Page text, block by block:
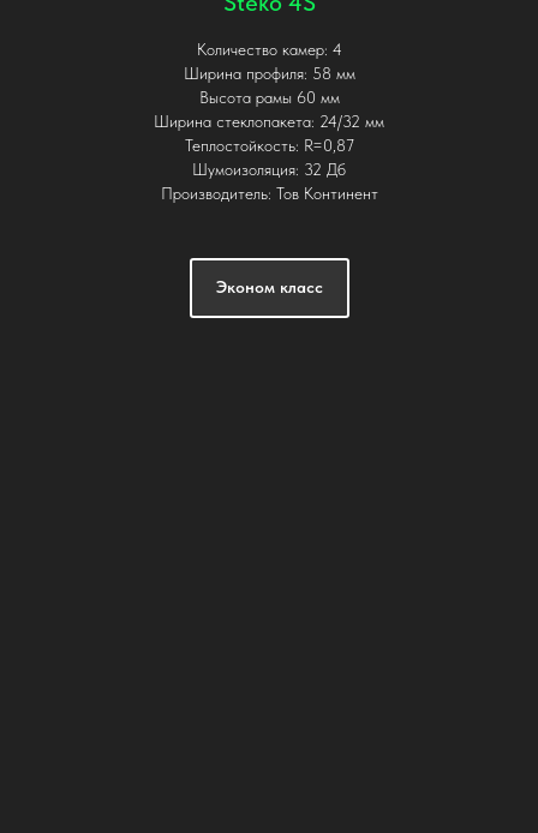
Количество камер: 4
Ширина профиля: 58 мм
Высота рамы 60 мм
Ширина стеклопакета: 24/32 мм
Теплостойкость: R=0,87
Шумоизоляция: 32 Дб
Производитель: Тов Континент
Эконом класс